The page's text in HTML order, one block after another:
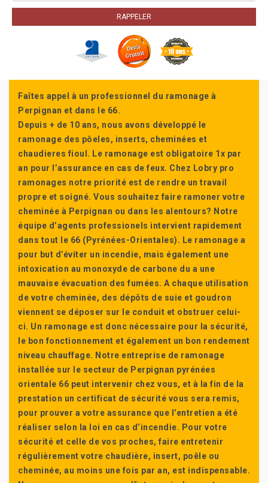
Faîtes appel à un professionnel du ramonage à
Perpignan et dans le 66.
Depuis + de 10 ans, nous avons développé le
ramonage des pôeles, inserts, cheminées et
chaudieres fioul. Le ramonage est obligatoire 1x par
an pour l’assurance en cas de feux. Chez Lobry pro
ramonages notre priorité est de rendre un travail
propre et soigné. Vous souhaitez faire ramoner votre
cheminée à Perpignan ou dans les alentours? Notre
équipe d’agents professionels intervient rapidement
dans tout le 66 (Pyrénées-Orientales). Le ramonage a
pour but d’éviter un incendie, mais également une
intoxication au monoxyde de carbone du a une
mauvaise évacuation des fumées. A chaque utilisation
de votre cheminée, des dépôts de suie et goudron
viennent se déposer sur le conduit et obstruer celui-
ci. Un ramonage est donc nécessaire pour la sécurité,
le bon fonctionnement et également un bon rendement
niveau chauffage. Notre entreprise de ramonage
installée sur le secteur de Perpignan pyrénées
orientale 66 peut intervenir chez vous, et à la fin de la
prestation un certificat de sécurité vous sera remis,
pour prouver a votre assurance que l’entretien a été
réaliser selon la loi en cas d’incendie. Pour votre
sécurité et celle de vos proches, faire entretenir
régulièrement votre chaudière, insert, poêle ou
cheminée, au moins une fois par an, est indispensable.